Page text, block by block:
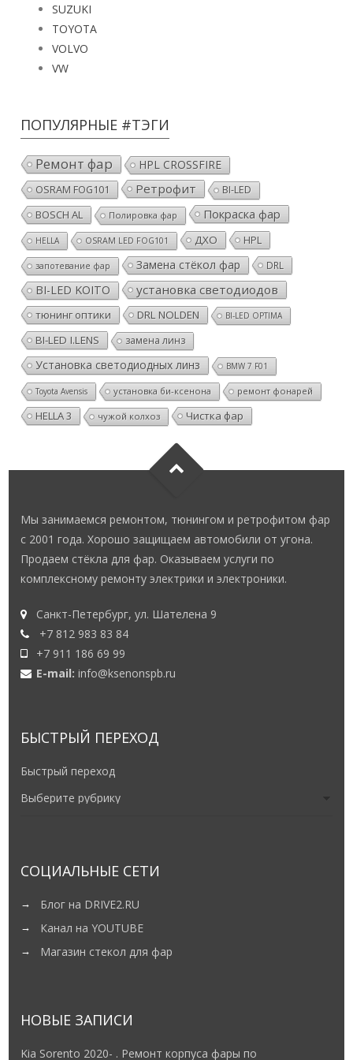
SUZUKI
TOYOTA
VOLVO
VW
ПОПУЛЯРНЫЕ #ТЭГИ
Ремонт фар HPL CROSSFIRE
OSRAM FOG101 Ретрофит BI-LED
BOSCH AL Полировка фар Покраска фар
HELLA OSRAM LED FOG101 ДХО HPL
запотевание фар Замена стёкол фар DRL
BI-LED KOITO установка светодиодов
тюнинг оптики DRL NOLDEN BI-LED OPTIMA
BI-LED I.LENS замена линз
Установка светодиодных линз BMW 7 F01
Toyota Avensis установка би-ксенона ремонт фонарей
HELLA 3 чужой колхоз Чистка фар
Мы занимаемся ремонтом, тюнингом и ретрофитом фар
с 2001 года. Хорошо защищаем автомобили от угона.
Продаем стёкла для фар. Оказываем услуги по
комплексному ремонту электрики и электроники.
Санкт-Петербург, ул. Шателена 9
+7 812 983 83 84
+7 911 186 69 99
E-mail:info@ksenonspb.ru
БЫСТРЫЙ ПЕРЕХОД
Быстрый переход
СОЦИАЛЬНЫЕ СЕТИ
Блог на DRIVE2.RU
Канал на YOUTUBE
Магазин стекол для фар
НОВЫЕ ЗАПИСИ
Kia Sorento 2020- . Ремонт корпуса фары по